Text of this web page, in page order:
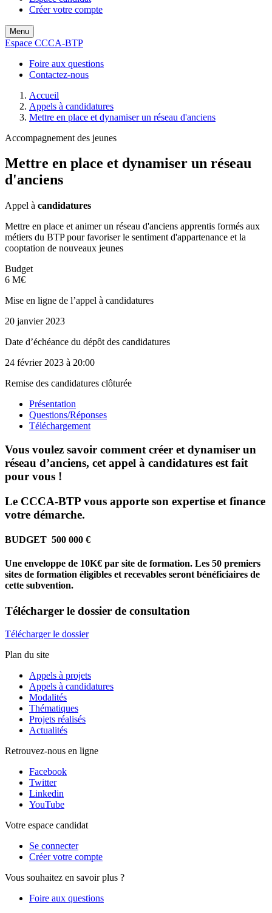
Créer votre compte
Menu
Espace CCCA-BTP
Foire aux questions
Contactez-nous
Accueil
Appels à candidatures
Mettre en place et dynamiser un réseau d'anciens
Accompagnement des jeunes
Mettre en place et dynamiser un réseau
d'anciens
Appel à candidatures
Mettre en place et animer un réseau d'anciens apprentis formés aux
métiers du BTP pour favoriser le sentiment d'appartenance et la
cooptation de nouveaux jeunes
Budget
6 M€
Mise en ligne de l’appel à candidatures
20 janvier 2023
Date d’échéance du dépôt des candidatures
24 février 2023 à 20:00
Remise des candidatures clôturée
Présentation
Questions/Réponses
Téléchargement
Vous voulez savoir comment créer et dynamiser un
réseau d’anciens, cet appel à candidatures est fait
pour vous !
Le CCCA-BTP vous apporte son expertise et finance
votre démarche.
BUDGET 500 000 €
Une enveloppe de 10K€ par site de formation. Les 50 premiers
sites de formation éligibles et recevables seront bénéficiaires de
cette subvention.
Télécharger le dossier de consultation
Télécharger le dossier
Plan du site
Appels à projets
Appels à candidatures
Modalités
Thématiques
Projets réalisés
Actualités
Retrouvez-nous en ligne
Facebook
Twitter
Linkedin
YouTube
Votre espace candidat
Se connecter
Créer votre compte
Vous souhaitez en savoir plus ?
Foire aux questions